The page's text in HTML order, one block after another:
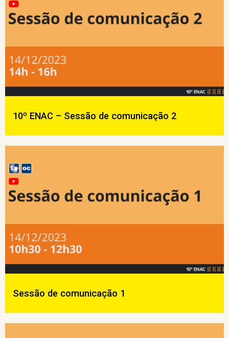
10º ENAC – Sessão de comunicação 2
Sessão de comunicação 1